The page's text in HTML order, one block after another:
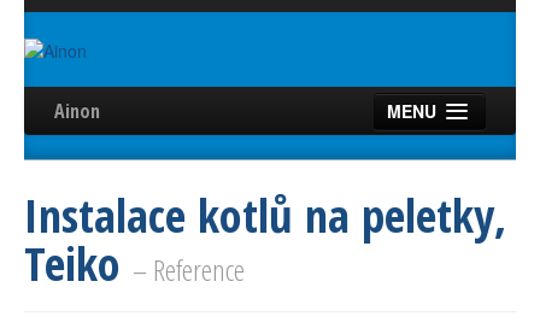
Ainon MENU
Úvod
Služby
Reference
Instalace kotlů na peletky,
Teiko – Reference